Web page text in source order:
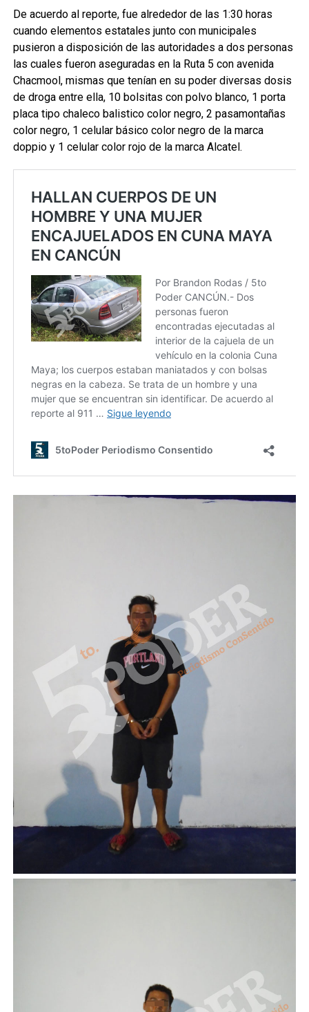
De acuerdo al reporte, fue alrededor de las 1:30 horas
cuando elementos estatales junto con municipales
pusieron a disposición de las autoridades a dos personas
las cuales fueron aseguradas en la Ruta 5 con avenida
Chacmool, mismas que tenían en su poder diversas dosis
de droga entre ella, 10 bolsitas con polvo blanco, 1 porta
placa tipo chaleco balistico color negro, 2 pasamontañas
color negro, 1 celular básico color negro de la marca
doppio y 1 celular color rojo de la marca Alcatel.